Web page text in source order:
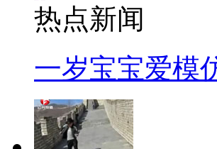
热点新闻
一岁宝宝爱模